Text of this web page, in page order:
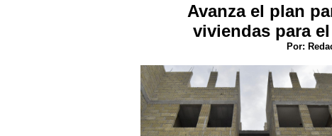
Avanza el plan
viviendas para
Por: